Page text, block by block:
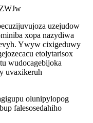
uzejudow
xopa nazydiwa
Ywyw cixigeduwy
etolytarisox
wudocagebijoka
uvaxikeruh
olunipylopog
falesosedahiho